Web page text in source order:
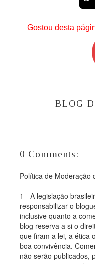
Gostou desta
BLOG
0 Comments:
Política de Moderação
1 - A legislação
responsabilizar o
inclusive quanto a
blog reserva a si o
que firam a lei, a ética
boa convivência.
não serão publicados,